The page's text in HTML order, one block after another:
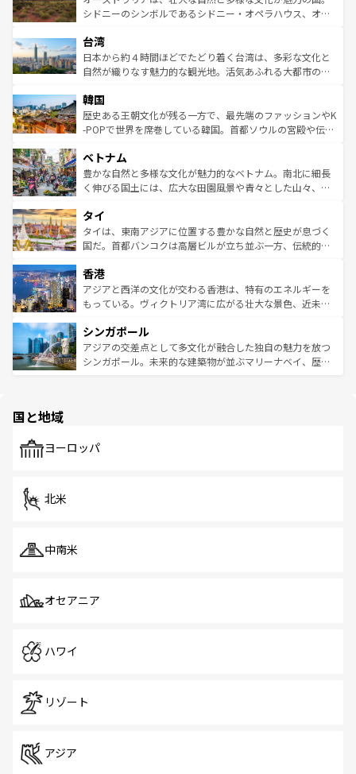
しみながら、その多様性と豊かな歴史を感じることができ
ならではの贅沢な旅のスタイルだ。 なお、新着のアメリカ
情報はコンテンツ一覧を参照してほしい。
おすすめ。エメラルドグリーンに輝く海をはじめ、豊かな
れるおもてなしの心で訪れる人々を迎えてくれるハワイの
人々、おいしいローカルフードやハワイアンミュージッ
ク、伝統的なフラダンスなど、すべてがハワイの魅力を彩
ワイを、存分に味わってほしい。 なお、新着のハワイ情報
はコンテンツ一覧を参照してほしい。
シドニーのシンボルであるシドニー・オペラハウス、オー
リアリーフや大陸中央部にそびえるウルル（エアーズロッ
ク）、タスマニアの美しい原生林やケアンズの熱帯雨林な
ど、見どころがたくさん。また、カフェやワイン、オージ
いる。アクティビティも充実しており、サーフィンやダイ
ビング、ハイキングなど、アウトドア好きにはたまらな
い。オーストラリアの多彩な魅力を存分に味わいつくそ
参照してほしい。
台湾
日本から約４時間ほどでたどり着く台湾は、多彩な文化と
自然が織りなす魅力的な観光地。活気あふれる大都市の台
ン）、静ひつな山岳地帯である台湾東部など、都市の喧騒
と山間の静けさが共存しており、訪れる人に新しい発見と
驚きをもたらしてくれる。また、奥深い台湾の食文化も魅
容にもいいと評判のスイーツなど、バラエティ豊かな料理
が味わえる。 なお、新着の台湾情報は コンテンツ一覧を参
照してほしい。
韓国
歴史ある王朝文化が残る一方で、最先端のファッションやK
-POPで世界を席巻している韓国。首都ソウルの宮殿や伝統
き、地方に足を延ばせば四季折々の自然美を楽しむことが
できる。そして、キムチや焼肉、絶品のストリートフード
まで、さまざまな韓国料理が待っている。夜には、韓国な
リティに包まれながら、韓国の多彩な魅力を心ゆくまで味
わってみてほしい。 なお、新着の韓国情報はコンテンツ一
覧を参照してほしい。
ベトナム
豊かな自然と多様な文化が魅力的なベトナム。南北に細長
く伸びる国土には、広大な田園風景や青々とした山々、世
急速な発展と共に伝統が息づく。ハノイの古い町並みやホ
ーチミン市のフランス統治時代の建物も、独特の雰囲気を
醸し出している。また、バラエティの豊かさとおいしさで
とつ。フォーやバインミー、ベトナムコーヒーなどは、ぜ
ひ現地で味わいたい。どの地域を訪れてもあたたかい人々
が旅行者を迎えてくれるので、きっと忘れられない旅にな
参照してほしい。
タイ
タイは、東南アジアに位置する豊かな自然と歴史が息づく
国だ。首都バンコクは高層ビルが立ち並ぶ一方、伝統的な
の活気が交差している。北部ではチェンマイなどの山岳地
帯で自然と触れ合い、南部ではプーケットやクラビの美し
いビーチでリゾート気分を楽しむことができる。タイ料理
激する。気候は一年中温暖で、どの季節にも異なる楽しみ
が待っている。親しみやすいタイの人々、仏教を中心とし
た文化、そして多様な観光資源が、訪れる旅人を魅了し続
香港
アジアと西洋の文化が交わる香港は、特有のエネルギーを
もっている。ヴィクトリア湾に広がる壮大な景色、近未来
み、どこを訪れても感動するはず。観光スポットが密集し
ており、効率よく見どころを回れるのも魅力。息をのむよ
うな絶景から文化的な体験まで、香港を存分に楽しみ尽く
シンガポール
アジアの交差点として多文化が融合した独自の魅力を放つ
シンガポール。未来的な建築物が並ぶマリーナベイ、歴史
で、ホーカーズは地元の風情を楽しめる外せないスポット
国と地域
ヨーロッパ
北米
中南米
オセアニア
ハワイ
リゾート
アジア